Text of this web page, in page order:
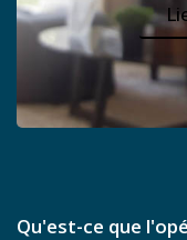
Qu'est-ce que